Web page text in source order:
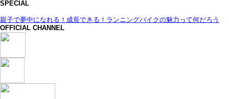
SPECIAL
親子で夢中になれる！成長できる！ランニングバイクの魅力って何だろう
OFFICIAL CHANNEL